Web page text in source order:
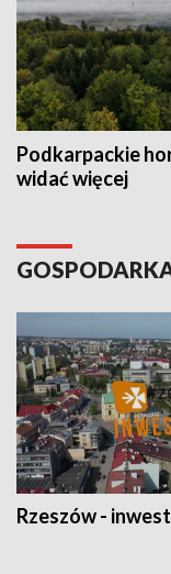
Podkarpackie
widać więcej
Rzeszów -